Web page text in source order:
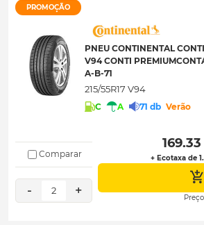
PROMOÇÃO
PNEU CONTINENTAL
V94 CONTI
A-B-71
215/55R17 V94
C A 71 db Verão
Comparar
- 2 +
+ Ecotaxa de